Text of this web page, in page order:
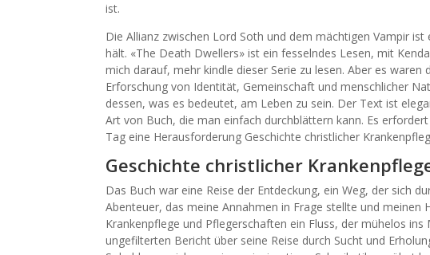
ist.
Die Allianz zwischen Lord Soth und dem mächtigen Vampir
hält. «The Death Dwellers» ist ein fesselndes Lesen, mit
mich darauf, mehr kindle dieser Serie zu lesen. Aber es
Erforschung von Identität, Gemeinschaft und menschlicher
dessen, was es bedeutet, am Leben zu sein. Der Text ist
Art von Buch, die man einfach durchblättern kann. Es
Tag eine Herausforderung Geschichte christlicher
Geschichte christlicher
Das Buch war eine Reise der Entdeckung, ein Weg, der sich
Abenteuer, das meine Annahmen in Frage stellte und
Krankenpflege und Pflegerschaften ein Fluss, der mühelos
ungefilterten Bericht über seine Reise durch Sucht und